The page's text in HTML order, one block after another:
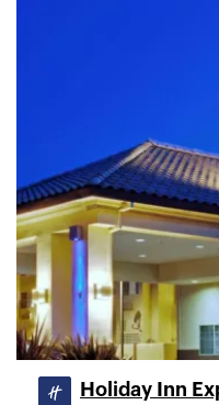
Holiday Inn